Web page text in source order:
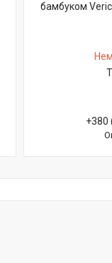
бамбуком
+380